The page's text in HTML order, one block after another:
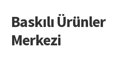
Dolaşıma
geç
İçeriğe
geç
Baskılı Ürünler
Merkezi